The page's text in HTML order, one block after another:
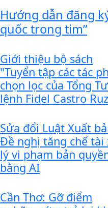
Hướng dẫn đăng
quốc trong tim”
Giới thiệu bộ sách
"Tuyển tập các tác
chọn lọc của Tổng Tư
lệnh Fidel Castro
Sửa đổi Luật Xuất
Đề nghị tăng chế tài
lý vi phạm bản
bằng AI
Cần Thơ: Gỡ điểm